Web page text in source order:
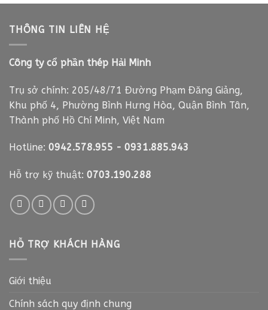
330.000 ₫.là:
THÔNG TIN LIÊN HỆ
Công ty cổ phần thép Hải Minh
Trụ sở chính: 205/48/71 Đường Phạm Đăng Giảng,
Khu phố 4, Phường Bình Hưng Hòa, Quận Bình Tân,
Thành phố Hồ Chí Minh, Việt Nam
Hotline: 0942.578.955 - 0931.885.943
Hỗ trợ kỹ thuật: 0703.190.288
HỖ TRỢ KHÁCH HÀNG
Giới thiệu
Chính sách quy định chung